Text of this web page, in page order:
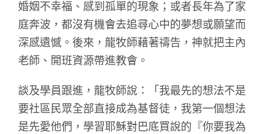
婚姻不幸福、感到孤單的現象；或者長年為了家
庭奔波，都沒有機會去追尋心中的夢想或願望而
深感遺憾。後來，龍牧師藉著禱告，神就把主內
老師、開班資源帶進教會。
談及學員跟進，龍牧師說：「我最先的想法不是
要社區民眾全部直接成為基督徒，我第一個想法
是先愛他們，學習耶穌對巴底買說的『你要我為